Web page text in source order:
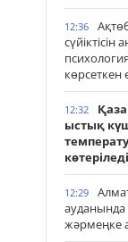
12:36
сүйіктісін
көрсеткен
12:32
ыстық
көтеріледі
12:29
ауданында
жәрмеңке